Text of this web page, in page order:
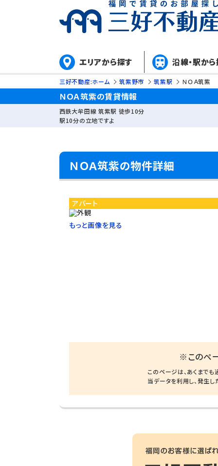
エリアから探す 沿線・駅か
三好不動産:ホーム 筑紫野市 筑紫駅 ＮＯＡ筑紫
ＮＯＡ筑紫の賃貸情報
西鉄大牟田線 筑紫駅 徒歩10分
駅10分の立地ですよ
ＮＯＡ筑紫の物件詳細
アパート
もっと画像を見る
※このペ
このページは、あくまで
当データを利用し、発生